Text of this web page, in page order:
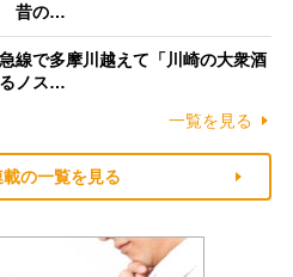
昔の…
線で多摩川越えて「川崎の大衆酒
ノス…
一覧を見る
の一覧を見る